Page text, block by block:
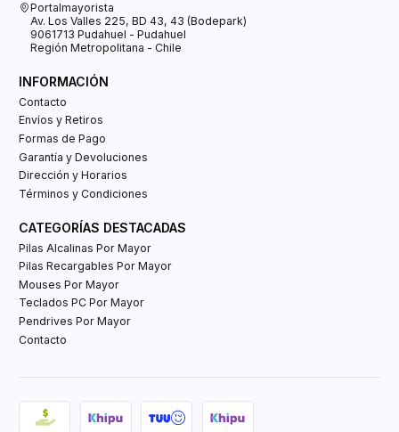
Portalmayorista
Av. Los Valles 225, BD 43, 43 (Bodepark)
9061713 Pudahuel - Pudahuel
Región Metropolitana - Chile
INFORMACIÓN
Contacto
Envíos y Retiros
Formas de Pago
Garantía y Devoluciones
Dirección y Horarios
Términos y Condiciones
CATEGORÍAS DESTACADAS
Pilas Alcalinas Por Mayor
Pilas Recargables Por Mayor
Mouses Por Mayor
Teclados PC Por Mayor
Pendrives Por Mayor
Contacto